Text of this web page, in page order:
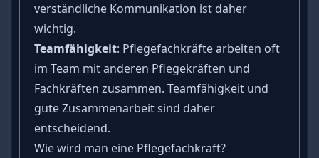
verständliche Kommunikation ist daher
wichtig.
Teamfähigkeit: Pflegefachkräfte arbeiten oft
im Team mit anderen Pflegekräften und
Fachkräften zusammen. Teamfähigkeit und
gute Zusammenarbeit sind daher
entscheidend.
Wie wird man eine Pflegefachkraft?